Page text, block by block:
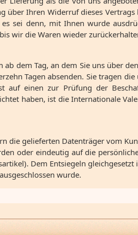
Ihren Widerruf dieses
sei denn, mit Ihnen wurde
wir die Waren wieder
dem Tag, an dem Sie uns über
Tagen absenden. Sie tragen
einen zur Prüfung der
haben, ist die Internationale
die gelieferten Datenträger vom
oder eindeutig auf die
Dem Entsiegeln gleichgesetzt
wurde.